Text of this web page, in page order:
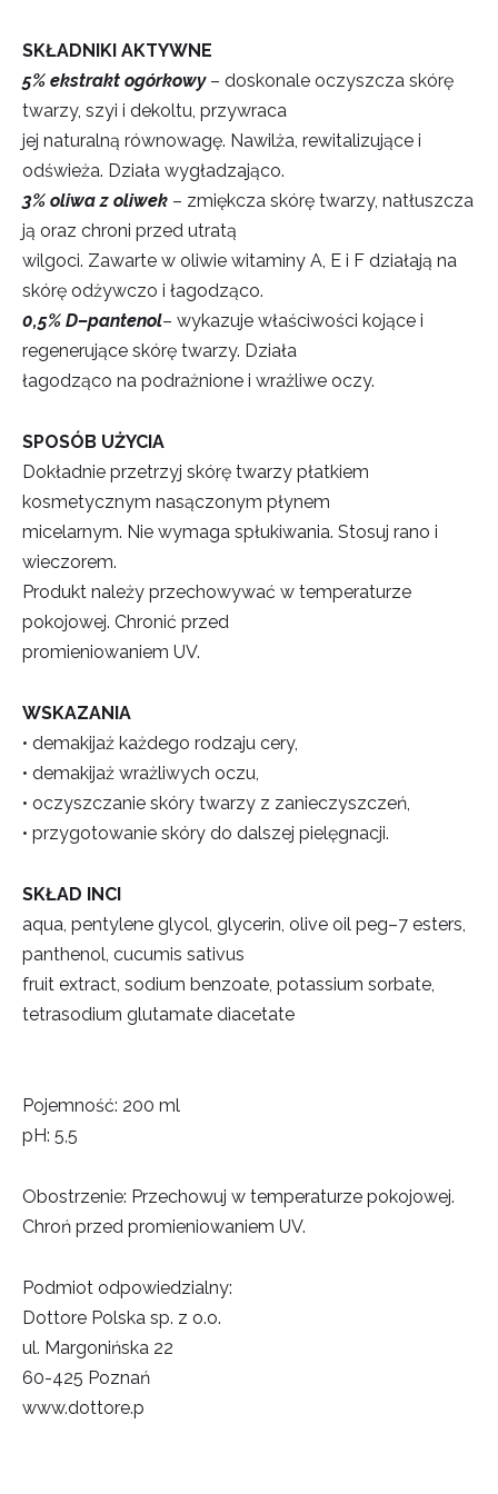
SKŁADNIKI AKTYWNE
5% ekstrakt ogórkowy – doskonale oczyszcza skórę
twarzy, szyi i dekoltu, przywraca
jej naturalną równowagę. Nawilża, rewitalizujące i
odświeża. Działa wygładzająco.
3% oliwa z oliwek – zmiękcza skórę twarzy, natłuszcza
ją oraz chroni przed utratą
wilgoci. Zawarte w oliwie witaminy A, E i F działają na
skórę odżywczo i łagodząco.
0,5% D–pantenol– wykazuje właściwości kojące i
regenerujące skórę twarzy. Działa
łagodząco na podrażnione i wrażliwe oczy.
SPOSÓB UŻYCIA
Dokładnie przetrzyj skórę twarzy płatkiem
kosmetycznym nasączonym płynem
micelarnym. Nie wymaga spłukiwania. Stosuj rano i
wieczorem.
Produkt należy przechowywać w temperaturze
pokojowej. Chronić przed
promieniowaniem UV.
WSKAZANIA
• demakijaż każdego rodzaju cery,
• demakijaż wrażliwych oczu,
• oczyszczanie skóry twarzy z zanieczyszczeń,
• przygotowanie skóry do dalszej pielęgnacji.
SKŁAD INCI
aqua, pentylene glycol, glycerin, olive oil peg–7 esters,
panthenol, cucumis sativus
fruit extract, sodium benzoate, potassium sorbate,
tetrasodium glutamate diacetate
Pojemność: 200 ml
pH: 5,5
Obostrzenie: Przechowuj w temperaturze pokojowej.
Chroń przed promieniowaniem UV.
Podmiot odpowiedzialny:
Dottore Polska sp. z o.o.
ul. Margonińska 22
60-425 Poznań
www.dottore.p